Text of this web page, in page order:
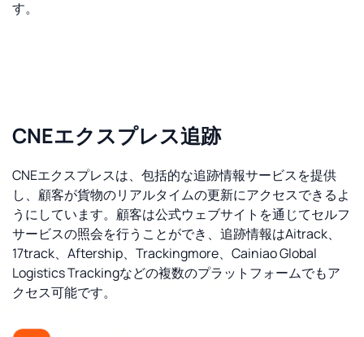
す。
CNEエクスプレス追跡
CNEエクスプレスは、包括的な追跡情報サービスを提供
し、顧客が貨物のリアルタイムの更新にアクセスできるよ
うにしています。顧客は公式ウェブサイトを通じてセルフ
サービスの照会を行うことができ、追跡情報はAitrack、
17track、Aftership、Trackingmore、Cainiao Global
Logistics Trackingなどの複数のプラットフォームでもア
クセス可能です。